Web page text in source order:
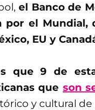
el Banco de
por el Mundial,
EU y
que 9 de
que son
y cultural de